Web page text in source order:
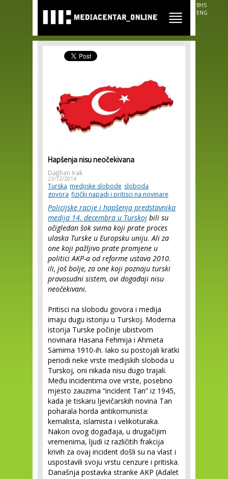
main
content
BHS
ENG
Hapšenja nisu neočekivana
Dağhan Irak
23/12/2014
Turska medijske slobode sloboda
govora fizički napadi i pritisci na novinare
Policijske racije i hapšenja predstavnika
medija 14. decembra u Turskoj bili su
očigledan šok svima koji prate proces
ulaska Turske u Europsku uniju. Ali za
one koji pažljivo prate promjene u
politici AKP-a od reforme ustava 2010.
ili, još bolje, za one koji poznaju turski
pravosudni sistem, ovi događaji nisu
neočekivani.
Pritisci na slobodu govora i medija
imaju dugu istoriju u Turskoj. Moderna
istorija Turske počinje ubistvom
novinara Hasana Fehmija i Ahmeta
Samima 1910-ih. Iako su postojali kratki
periodi neke vrste medijskih sloboda u
Turskoj, oni nikada nisu dugo trajali.
Među incidentima ove vrste, posebno
mjesto zauzima “incident Tan” iz 1945,
kada je tiskaru ljevičarskih novina Tan
poharala horda antikomunista:
kemalista, islamista i velikoturaka.
Nakon ovog događaja, u drugačijim
vremenima, ljudi iz različitih frakcija
krivih za ovaj incident došli su na vlast i
uspostavili svoju vrstu cenzure i pritiska.
Današnja postavka stranke AKP (Adalet